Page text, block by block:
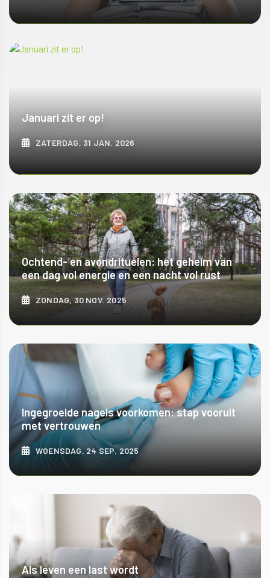
Januari zit er op!
ZATERDAG, 31 JAN. 2026
ONTDEK MEER
Ochtend- en avondrituelen: het geheim van
een dag vol energie en een nacht vol rust
ZONDAG, 30 NOV. 2025
ONTDEK MEER
Ingegroeide nagels voorkomen: stap vooruit
met vertrouwen
WOENSDAG, 24 SEP. 2025
ONTDEK MEER
Als leven een last wordt